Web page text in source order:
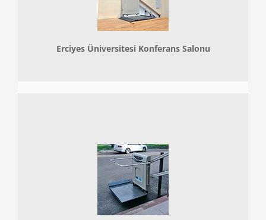
Erciyes Üniversitesi Konferans Salonu